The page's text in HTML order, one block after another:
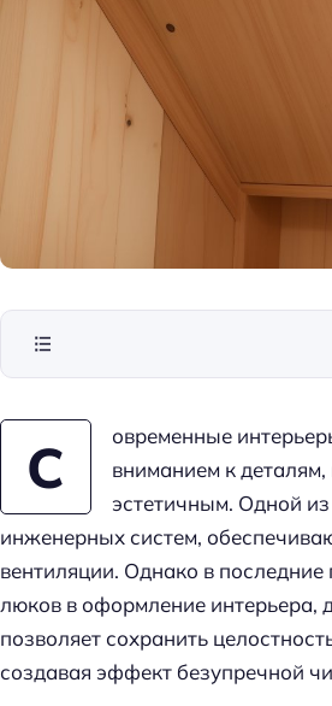
С
овременные
вниманием к
эстетичным. Одной
инженерных систем,
вентиляции. Однако в
люков в оформление интерьера,
позволяет сохранить
создавая эффект безупречной